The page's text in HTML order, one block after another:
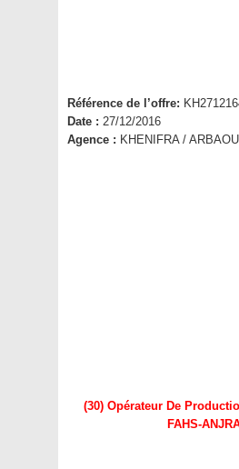
Référence de l’offre:
Date : 27/12/2016
Agence : KHENIFRA / ARBAOUI
(30) Opérateur De
FAHS-